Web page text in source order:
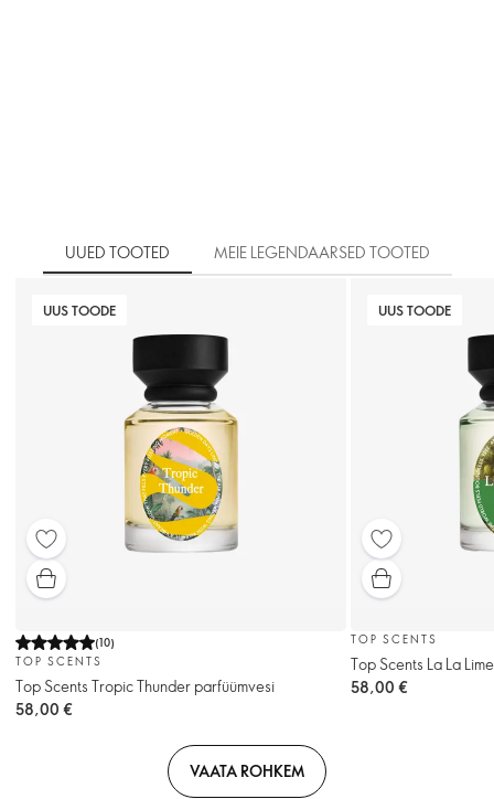
UUED TOOTED MEIE LEGENDAARSED TOOTED
UUS TOODE
(10)
TOP SCENTS
Top Scents Tropic Thunder parfüümvesi
58,00 €
UUS TOODE
TOP SCENTS
Top Scents La La
58,00 €
VAATA ROHKEM